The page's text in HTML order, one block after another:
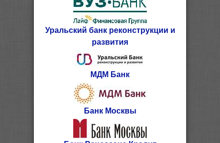
Уральский банк реконструкции и
развития
МДМ Банк
Банк Москвы